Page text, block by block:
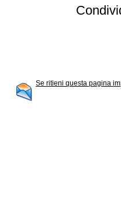
Se ritieni questa pagina